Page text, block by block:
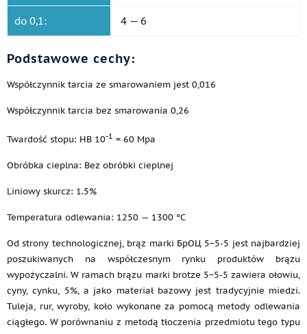
do 0,1: 4 — 6
Podstawowe cechy:
Współczynnik tarcia ze smarowaniem jest 0,016
Współczynnik tarcia bez smarowania 0,26
Twardość stopu: HB 10-1 = 60 Mpa
Obróbka cieplna: Bez obróbki cieplnej
Liniowy skurcz: 1.5%
Temperatura odlewania: 1250 — 1300 °C
Od strony technologicznej, brąz marki БрОЦ 5−5-5 jest najbardziej
poszukiwanych na współczesnym rynku produktów brązu
wypożyczalni. W ramach brązu marki brotze 5−5-5 zawiera ołowiu,
cyny, cynku, 5%, a jako materiał bazowy jest tradycyjnie miedzi.
Tuleja, rur, wyroby, koło wykonane za pomocą metody odlewania
ciągłego. W porównaniu z metodą tłoczenia przedmiotu tego typu